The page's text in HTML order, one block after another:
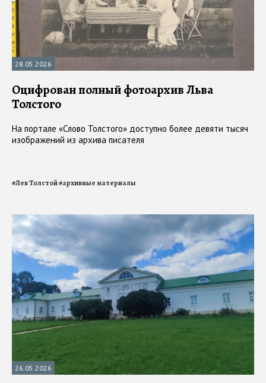
28.05.2026
Оцифрован полный фотоархив Льва
Толстого
На портале «Слово Толстого» доступно более девяти тысяч
изображений из архива писателя
#Лев Толстой#архивные материалы
26.05.2026